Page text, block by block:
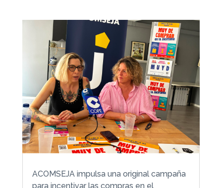
ACOMSEJA impulsa una original campaña
para incentivar las compras en el